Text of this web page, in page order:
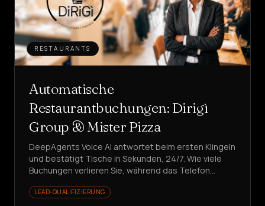
RESTAURANTS
Automatische
Restaurantbuchungen: Dirigì
Group & Mister Pizza
DeepAgents Voice AI antwortet beim ersten Klingeln
und bestätigt Tische in Sekunden, 24/7. Wie viele
Buchungen verlieren Sie, während das Telefon
LEAD-QUALIFIZIERUNG